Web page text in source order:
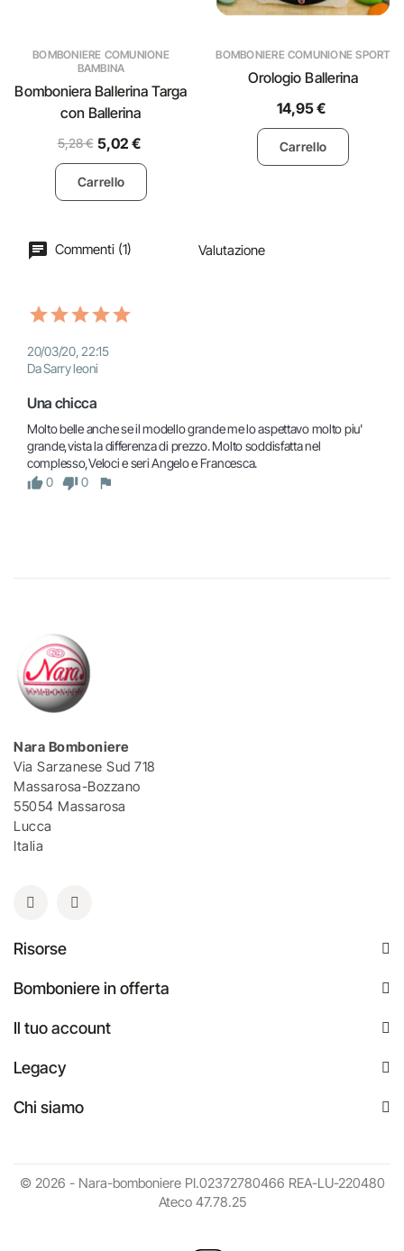
BOMBONIERE COMUNIONE
BAMBINA
Bomboniera Ballerina Targa
con Ballerina
5,28 € 5,02 €
Carrello
BOMBONIERE COMUNIONE SPORT
Orologio Ballerina
14,95 €
Carrello
Commenti (1) Valutazione
20/03/20, 22:15
Da Sarry leoni
Molto belle anche se il modello grande me lo aspettavo molto piu'
grande,vista la differenza di prezzo. Molto soddisfatta nel
complesso,Veloci e seri Angelo e Francesca.
0
0
Nara Bomboniere
Via Sarzanese Sud 718
Massarosa-Bozzano
55054 Massarosa
Lucca
Italia
Risorse
Bomboniere in offerta
Il tuo account
Legacy
Chi siamo
© 2026 - Nara-bomboniere PI.02372780466 REA-LU-220480
Ateco 47.78.25